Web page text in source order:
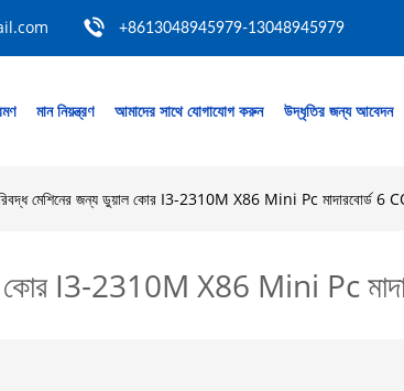
+8613048945979-13048945979
মান নিয়ন্ত্রণ আমাদের সাথে যোগাযোগ করুন উদ্ধৃতির জন্য আবেদন
মেশিনের জন্য ডুয়াল কোর I3-2310M X86 Mini Pc মাদারবোর্ড 6
কোর I3-2310M X86 Mini Pc